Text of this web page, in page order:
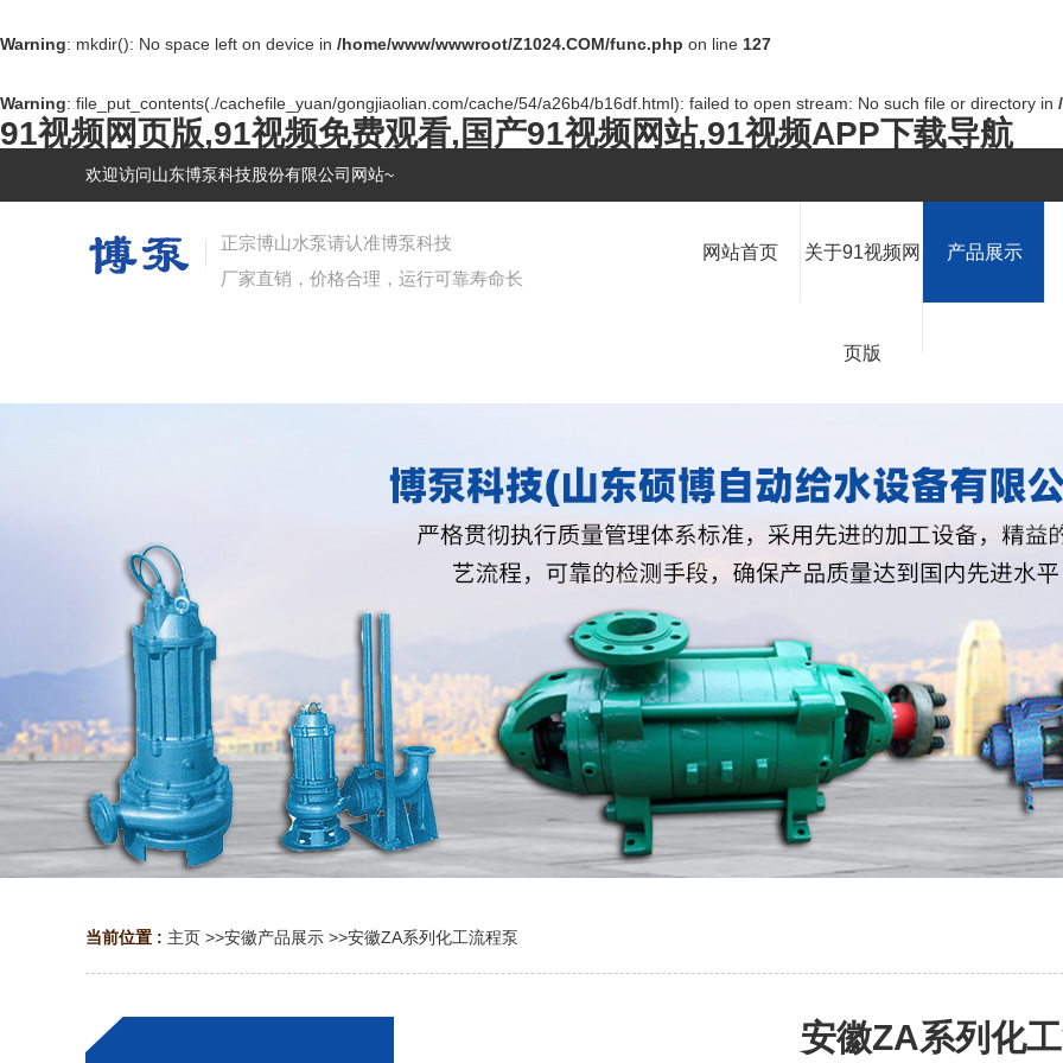
Warning: mkdir(): No space left on device in /home/www/wwwroot/Z1024.COM/func.php on line 127
Warning: file_put_contents(./cachefile_yuan/gongjiaolian.com/cache/54/a26b4/b16df.html): failed to open stream: No such file or directory in
91视频网页版,91视频免费观看,国产91视频网站,91视频APP下载导航
欢迎访问山东博泵科技股份有限公司网站~
正宗博山水泵请认准博泵科技
厂家直销，价格合理，运行可靠寿命长
网站首页 关于91视频网
页版
产品展示
当前位置 : 主页 >>安徽产品展示 >>安徽ZA系列化工流程泵
安徽ZA系列化